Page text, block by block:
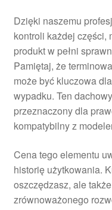
Dzięki naszemu
kontroli każdej części,
produkt w pełni
Pamiętaj, że
może być kluczowa
wypadku. Ten
przeznaczony dla
kompatybilny z
Cena tego elementu
historię użytkowania.
oszczędzasz, ale
zrównoważonego